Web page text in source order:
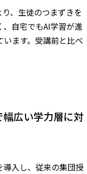
、生徒のつまずきを
自宅でもAI学習が進
ます。受講前と比べ
幅広い学力層に対
入し、従来の集団授